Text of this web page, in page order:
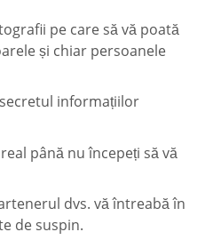
pe care să vă poată
și chiar persoanele
informațiilor
până nu începeți să vă
dvs. vă întreabă în
de suspin.